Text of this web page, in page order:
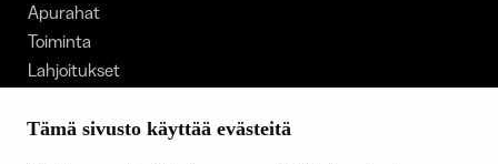
Tämä sivusto käyttää evästeitä
Apurahat
Toiminta
Lahjoitukset
Ajankohtaista